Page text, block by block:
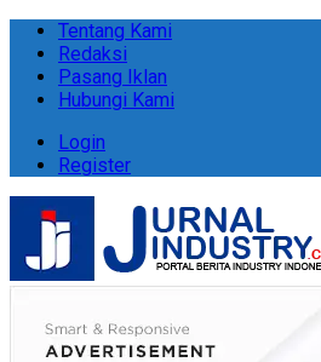
Tentang Kami
Redaksi
Pasang Iklan
Hubungi Kami
Login
Register